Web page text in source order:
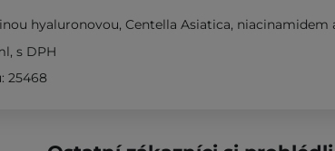
hyaluronovou, Centella Asiatica, niacinamidem
, s DPH
25468